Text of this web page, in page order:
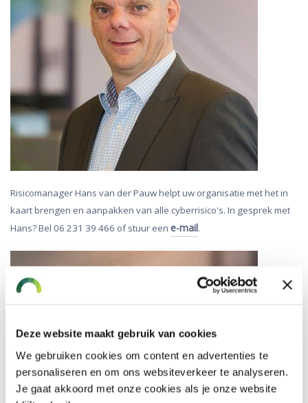
Deze website maakt gebruik van cookies
We gebruiken cookies om content en advertenties te
personaliseren en om ons websiteverkeer te analyseren.
Je gaat akkoord met onze cookies als je onze website
Risicomanager Hans van der Pauw helpt uw organisatie met het in
kaart brengen en aanpakken van alle cyberrisico's. In gesprek met
Hans? Bel 06 231 39 466 of stuur een e-mail.